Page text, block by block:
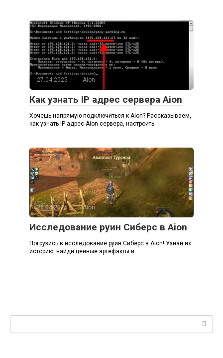
27.04.2025 Aion
Как узнать IP адрес сервера Aion
Хочешь напрямую подключиться к Aion? Рассказываем,
как узнать IP адрес Aion сервера, настроить
26.04.2025 Aion
Исследование руин Сиберс в Aion
Погрузись в исследование руин Сиберс в Aion! Узнай их
историю, найди ценные артефакты и